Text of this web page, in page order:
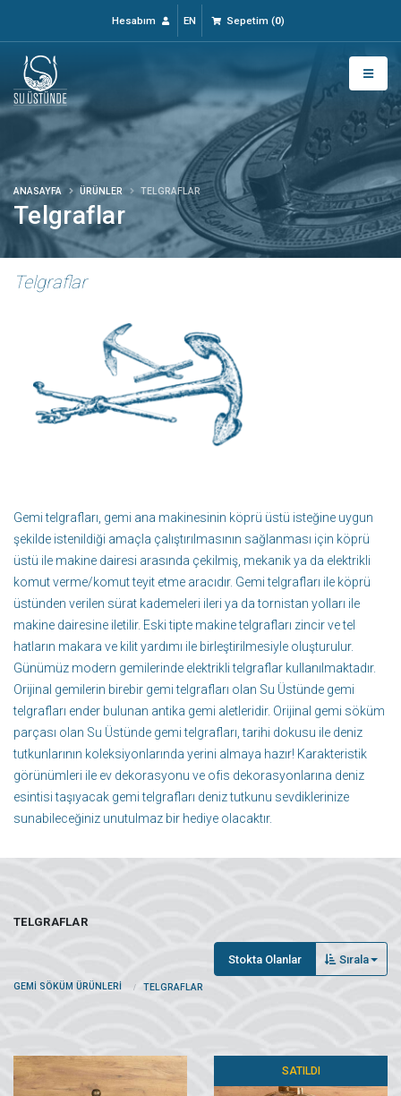
Hesabım EN Sepetim (0)
Telgraflar
ANASAYFA ÜRÜNLER TELGRAFLAR
Telgraflar
Gemi telgrafları, gemi ana makinesinin köprü üstü isteğine uygun
şekilde istenildiği amaçla çalıştırılmasının sağlanması için köprü
üstü ile makine dairesi arasında çekilmiş, mekanik ya da elektrikli
komut verme/komut teyit etme aracıdır. Gemi telgrafları ile köprü
üstünden verilen sürat kademeleri ileri ya da tornistan yolları ile
makine dairesine iletilir. Eski tipte makine telgrafları zincir ve tel
hatların makara ve kilit yardımı ile birleştirilmesiyle oluşturulur.
Günümüz modern gemilerinde elektrikli telgraflar kullanılmaktadır.
Orijinal gemilerin birebir gemi telgrafları olan Su Üstünde gemi
telgrafları ender bulunan antika gemi aletleridir. Orijinal gemi söküm
parçası olan Su Üstünde gemi telgrafları, tarihi dokusu ile deniz
tutkunlarının koleksiyonlarında yerini almaya hazır! Karakteristik
görünümleri ile ev dekorasyonu ve ofis dekorasyonlarına deniz
esintisi taşıyacak gemi telgrafları deniz tutkunu sevdiklerinize
sunabileceğiniz unutulmaz bir hediye olacaktır.
TELGRAFLAR
Stokta Olanlar Sırala
GEMI SÖKÜM ÜRÜNLERI TELGRAFLAR
SATILDI